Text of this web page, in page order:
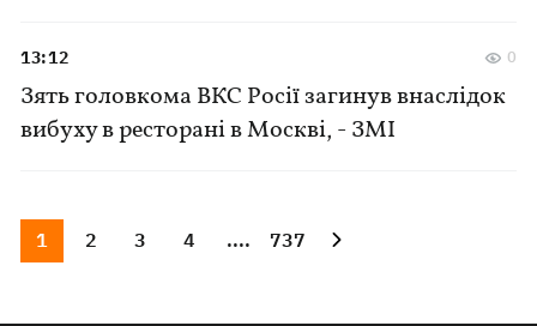
Зять головкома ВКС Росії загинув внаслідок
вибуху в ресторані в Москві, - ЗМІ
13:12 0
1 2 3 4 .... 737